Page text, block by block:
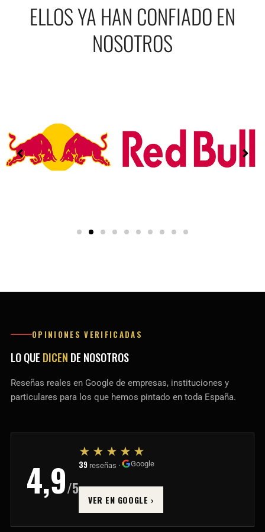
ELLOS YA HAN CONFIADO EN
NOSOTROS
OPINIONES VERIFICADAS
LO QUE DICEN DE NOSOTROS
Reseñas reales en Google de empresas, instituciones y
particulares para los que hemos pintado en toda España.
4,9/5
★★★★★
39 reseñas · Google
VER EN GOOGLE ›